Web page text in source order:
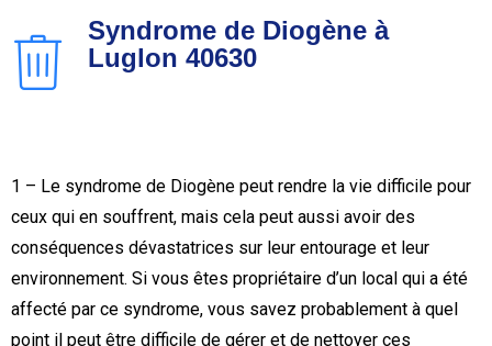
Syndrome de Diogène à
Luglon 40630
1 – Le syndrome de Diogène peut rendre la vie difficile pour
ceux qui en souffrent, mais cela peut aussi avoir des
conséquences dévastatrices sur leur entourage et leur
environnement. Si vous êtes propriétaire d’un local qui a été
affecté par ce syndrome, vous savez probablement à quel
point il peut être difficile de gérer et de nettoyer ces